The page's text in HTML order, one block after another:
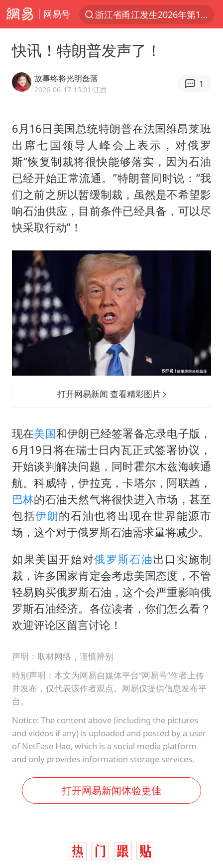
网易号
夏日经济乘热而上 消费市场向新而行
刘嘉玲晒与周星驰合照
浙江近300条预警生效中 今夜大部暴雨
香港刷新1884年以来最高气温纪录
上门女婿出轨女邻居多年被判重婚罪
上海全力守护市民“菜篮子”
猫咪过火把节被抹成黑猫
BLG经理辟谣Bin离队
快讯！特朗普发声了！
故事终将光明磊落
2026-06-17 15:01 ·江西
1
6月16日美国总统特朗普在法国维昂莱班
出席七国领导人峰会上表示，对俄罗
斯“恢复制裁将很快能够落实，因为石油
已经开始正常流通。”特朗普同时说：“我
们之前之所以暂缓制裁，虽然是不希望影
响石油供应，目前条件已经具备，可以尽
快采取行动”！
打开网易新闻 查看精彩图片
现在美国和伊朗已经签署备忘录电子版，
6月19日将在瑞士日内瓦正式签署协议，
开始谈判解决问题，同时霍尔木兹海峡通
航。科威特，伊拉克，卡塔尔，阿联酋，
巴林的石油天然气将很快进入市场，甚至
包括伊朗的石油也将出现在世界能源市
场，这个对于俄罗斯石油需求量将减少。
如果美国开始对俄罗斯石油出口实施制
裁，许多国家肯定会考虑美国态度，不管
轻易购买俄罗斯石油，这个会严重影响俄
罗斯石油经济。各位读者，你们怎么看？
欢迎评论区留言讨论！
声明：取材网络，谨慎辨别
特别声明：本文为网易自媒体平台“网易号”作者上传
并发布，仅代表该作者观点。网易仅提供信息发布平
台。
Notice: The content above (including the pictures
and videos if any) is uploaded and posted by a user
of NetEase Hao, which is a social media platform
and only provides information storage services.
打开网易新闻体验更佳